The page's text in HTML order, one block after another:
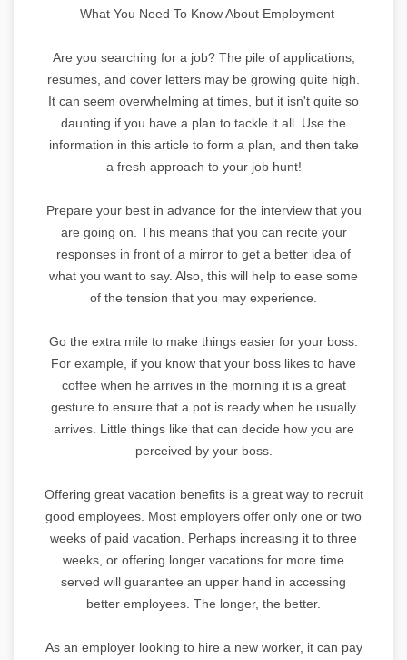
What You Need To Know About Employment
Are you searching for a job? The pile of applications,
resumes, and cover letters may be growing quite high.
It can seem overwhelming at times, but it isn't quite so
daunting if you have a plan to tackle it all. Use the
information in this article to form a plan, and then take
a fresh approach to your job hunt!
Prepare your best in advance for the interview that you
are going on. This means that you can recite your
responses in front of a mirror to get a better idea of
what you want to say. Also, this will help to ease some
of the tension that you may experience.
Go the extra mile to make things easier for your boss.
For example, if you know that your boss likes to have
coffee when he arrives in the morning it is a great
gesture to ensure that a pot is ready when he usually
arrives. Little things like that can decide how you are
perceived by your boss.
Offering great vacation benefits is a great way to recruit
good employees. Most employers offer only one or two
weeks of paid vacation. Perhaps increasing it to three
weeks, or offering longer vacations for more time
served will guarantee an upper hand in accessing
better employees. The longer, the better.
As an employer looking to hire a new worker, it can pay